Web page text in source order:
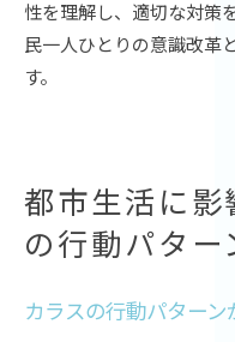
性を理解し、適切な対策
民一人ひとりの意識改革
す。
都市生活に影
の行動パター
カラスの行動パター